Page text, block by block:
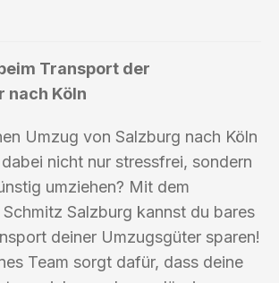
Transport der
nach Köln
Umzug von Salzburg nach Köln
nicht nur stressfrei, sondern
umziehen? Mit dem
Salzburg kannst du bares
deiner Umzugsgüter sparen!
Team sorgt dafür, dass deine